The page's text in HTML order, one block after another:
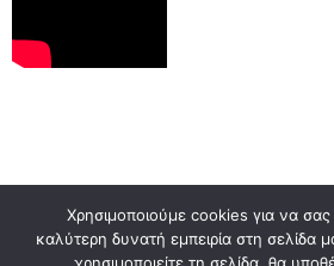
© 2023, KicLabAll
Χρησιμοποιούμε cookies για να
καλύτερη δυνατή εμπειρία στη σελίδα